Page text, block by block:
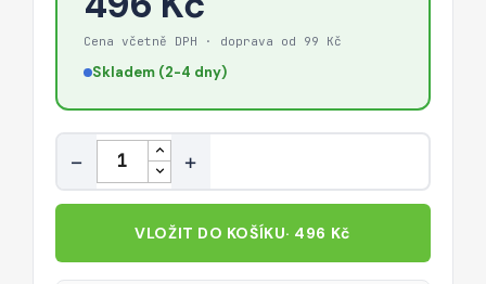
Cena včetně DPH · doprava od 99 Kč
Skladem (2-4 dny)
Množství
− +
VLOŽIT DO KOŠÍKU· 496 Kč